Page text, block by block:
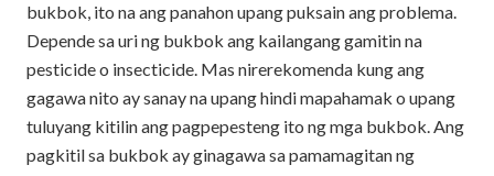
bukbok, ito na ang panahon upang puksain ang problema.
Depende sa uri ng bukbok ang kailangang gamitin na
pesticide o insecticide. Mas nirerekomenda kung ang
gagawa nito ay sanay na upang hindi mapahamak o upang
tuluyang kitilin ang pagpepesteng ito ng mga bukbok. Ang
pagkitil sa bukbok ay ginagawa sa pamamagitan ng